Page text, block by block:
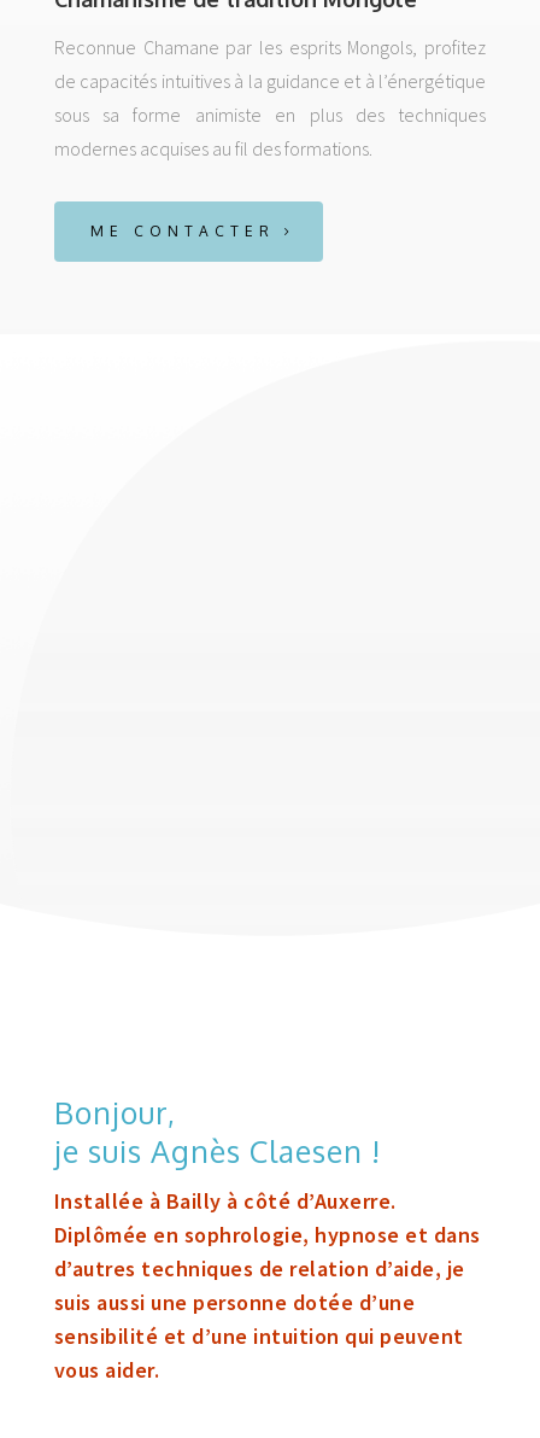
Reconnue Chamane par les esprits Mongols, profitez
de capacités intuitives à la guidance et à l’énergétique
sous sa forme animiste en plus des techniques
modernes acquises au fil des formations.
ME CONTACTER
Bonjour,
je suis Agnès Claesen !
Installée à Bailly à côté d’Auxerre.
Diplômée en sophrologie, hypnose et dans
d’autres techniques de relation d’aide, je
suis aussi une personne dotée d’une
sensibilité et d’une intuition qui peuvent
vous aider.